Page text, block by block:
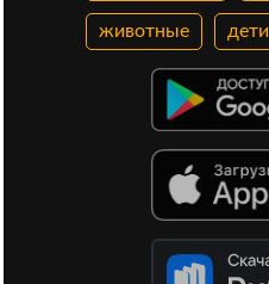
животные дети